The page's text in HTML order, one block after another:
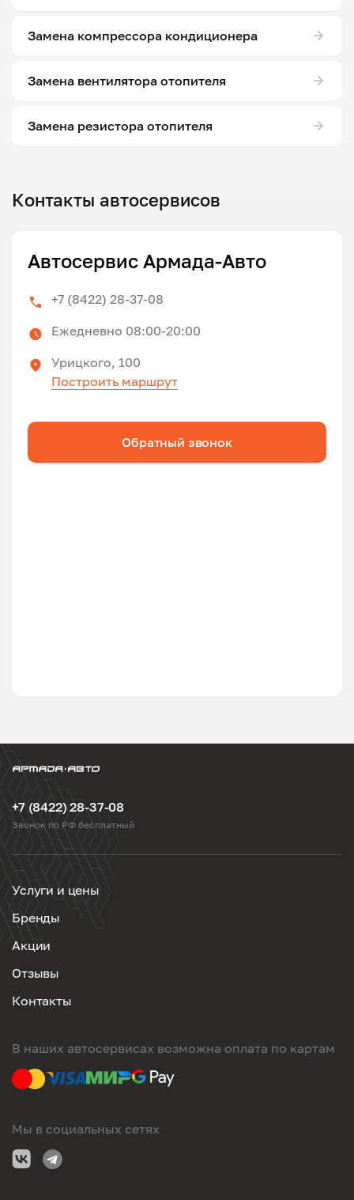
Замена компрессора кондиционера
Замена вентилятора отопителя
Замена резистора отопителя
Контакты автосервисов
Автосервис Армада-Авто
+7 (8422) 28-37-08
Ежедневно 08:00-20:00
Урицкого, 100
Построить маршрут
Обратный звонок
+7 (8422) 28-37-08
Звонок по РФ бесплатный
Услуги и цены
Бренды
Акции
Отзывы
Контакты
В наших автосервисах возможна оплата по картам
Мы в социальных сетях